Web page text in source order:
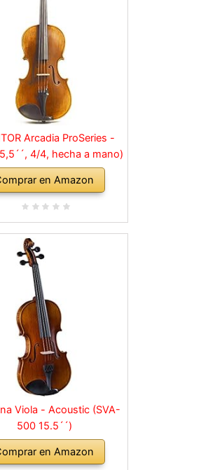
Arcadia ProSeries -
4/4, hecha a mano)
en Amazon
Viola - Acoustic (SVA-
500 15.5´´)
en Amazon